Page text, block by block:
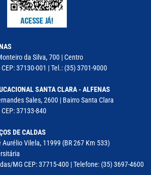
da Silva, 700 | Centro
37130-001 | Tel.: (35) 3701-9000
SANTA CLARA - ALFENAS
Sales, 2600 | Bairro Santa Clara
37133-840
DE CALDAS
Aurélio Vilela, 11999 (BR 267 Km 533)
MG CEP: 37715-400 | Telefone: (35) 3697-4600